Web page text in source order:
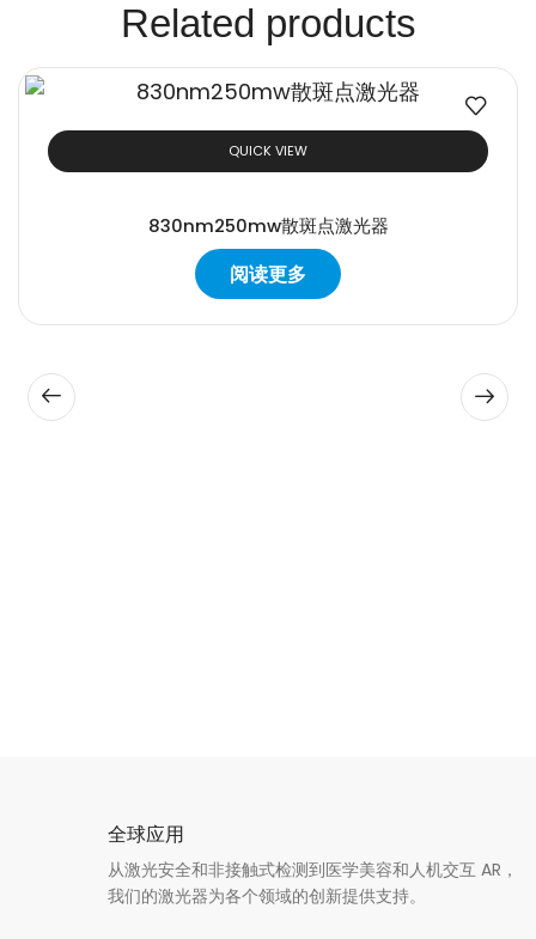
Related products
QUICK VIEW
830nm250mw散斑点激光器
阅读更多
全球应用
从激光安全和非接触式检测到医学美容和人机交互 AR，
我们的激光器为各个领域的创新提供支持。